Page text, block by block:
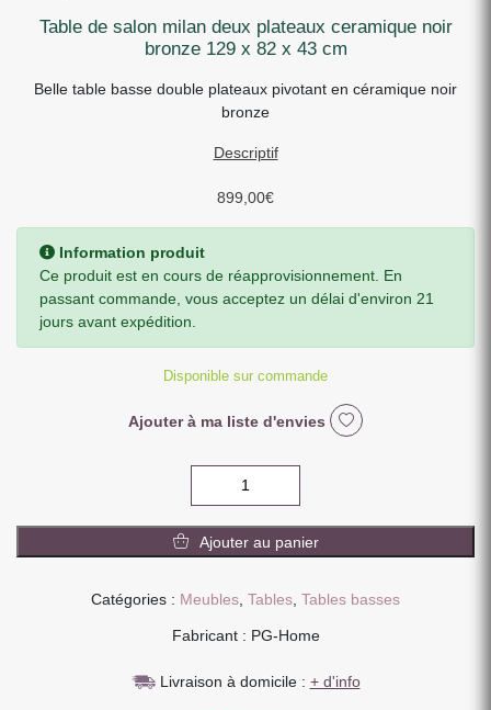
table de salon milan deux plateaux ceramique noir
bronze 129 x 82 x 43 cm
Belle table basse double plateaux pivotant en céramique noir
bronze
Descriptif
899,00€
Information produit
Ce produit est en cours de réapprovisionnement. En
passant commande, vous acceptez un délai d'environ 21
jours avant expédition.
Disponible sur commande
Ajouter à ma liste d'envies
DE
MILAN
PLATEAUX
NOIR
Ajouter au panier
Catégories : Meubles, Tables, Tables basses
Fabricant : PG-Home
Livraison à domicile : + d'info